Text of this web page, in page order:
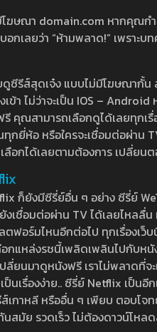
ฆษณา domain.com หากคุณก
อกเลยว่า “ห้ามพลาด!” เพราะ
ดูซีรีส์สุดเจ๋ง แบบไม่มีโฆษณากั้
ข้า ไม่ว่าจะเป็น IOS –
คุณสามารถเลือกดูได้เลยทุกเ
กยี่ห้อ หรือใครจะเชื่อมต่อผ่าน
ลือกได้เลยตามต้องการ เปลี่ยน
ก็ยังมีซีรี่ย์อื่น ๆ อย่าง ซีรี่ย์
งเชื่อมต่อผ่าน TV ได้เลยไหลลื่
ตฟอร์มไหนอีกต่อไป ทุกเรื่องเว็
อกแหล่งรชนี้เพลิดเพลินไปกับห
ลี่ยนมาดูหนังฟรี เราไม่พลาดที่
ป็นเรื่องง่าย.. ซีรี่ย์ Netflix เป็น
กาหลี หรืออื่น ๆ เพียบ ตอบโจท
นสมัย รวดเร็ว ไม่ต้องดาวน์โห